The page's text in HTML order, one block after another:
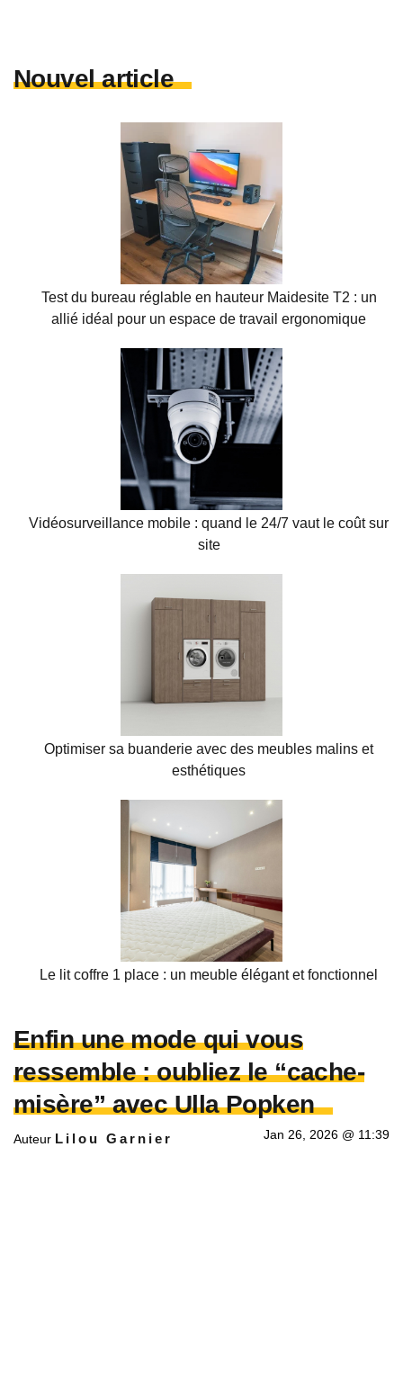
Nouvel article
Test du bureau réglable en hauteur Maidesite T2 : un
allié idéal pour un espace de travail ergonomique
Vidéosurveillance mobile : quand le 24/7 vaut le coût sur
site
Optimiser sa buanderie avec des meubles malins et
esthétiques
Le lit coffre 1 place : un meuble élégant et fonctionnel
Enfin une mode qui vous
ressemble : oubliez le “cache-
misère” avec Ulla Popken
Auteur Lilou Garnier Jan 26, 2026 @ 11:39